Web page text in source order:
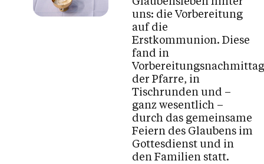
Tod, Beerdigung & Trauer
uns: die Vorbereitung
auf die
Erstkommunion. Diese
fand in
der Pfarre, in
Tischrunden und –
ganz wesentlich –
durch das gemeinsame
Feiern des Glaubens im
Gottesdienst und in
den Familien statt.